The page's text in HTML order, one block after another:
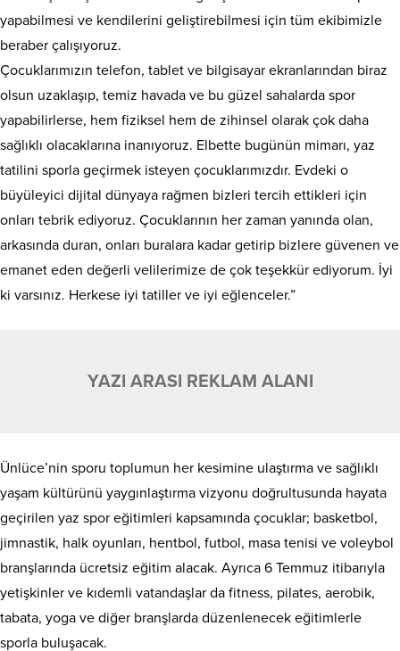
yapabilmesi ve kendilerini geliştirebilmesi için tüm ekibimizle
beraber çalışıyoruz. ​
Çocuklarımızın telefon, tablet ve bilgisayar ekranlarından biraz
olsun uzaklaşıp, temiz havada ve bu güzel sahalarda spor
yapabilirlerse, hem fiziksel hem de zihinsel olarak çok daha
sağlıklı olacaklarına inanıyoruz. Elbette bugünün mimarı, yaz
tatilini sporla geçirmek isteyen çocuklarımızdır. Evdeki o
büyüleyici dijital dünyaya rağmen bizleri tercih ettikleri için
onları tebrik ediyoruz. ​Çocuklarının her zaman yanında olan,
arkasında duran, onları buralara kadar getirip bizlere güvenen ve
emanet eden değerli velilerimize de çok teşekkür ediyorum. İyi
ki varsınız. Herkese iyi tatiller ve iyi eğlenceler.”
YAZI ARASI REKLAM ALANI
Ünlüce’nin sporu toplumun her kesimine ulaştırma ve sağlıklı
yaşam kültürünü yaygınlaştırma vizyonu doğrultusunda hayata
geçirilen yaz spor eğitimleri kapsamında çocuklar; basketbol,
jimnastik, halk oyunları, hentbol, futbol, masa tenisi ve voleybol
branşlarında ücretsiz eğitim alacak. Ayrıca 6 Temmuz itibarıyla
yetişkinler ve kıdemli vatandaşlar da fitness, pilates, aerobik,
tabata, yoga ve diğer branşlarda düzenlenecek eğitimlerle
sporla buluşacak.